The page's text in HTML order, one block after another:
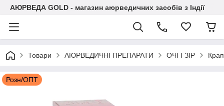
АЮРВЕДА GOLD - магазин аюрведичних засобів з Індії
Товари АЮРВЕДИЧНІ ПРЕПАРАТИ ОЧІ І ЗІР
Розн/ОПТ